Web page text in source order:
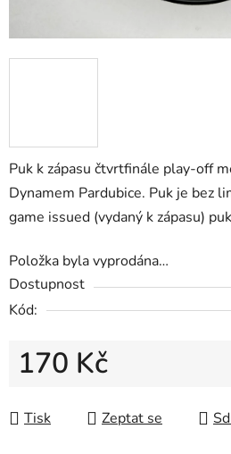
Puk k zápasu čtvrtfinále play-off
Dynamem Pardubice. Puk je bez
game issued (vydaný k zápasu)
Položka byla vyprodána…
Dostupnost
Kód:
170 Kč
Tisk
Zeptat se